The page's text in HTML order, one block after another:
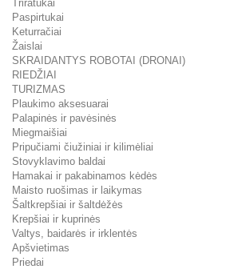
Triratukai
Paspirtukai
Keturračiai
Žaislai
SKRAIDANTYS ROBOTAI (DRONAI)
RIEDŽIAI
TURIZMAS
Plaukimo aksesuarai
Palapinės ir pavėsinės
Miegmaišiai
Pripučiami čiužiniai ir kilimėliai
Stovyklavimo baldai
Hamakai ir pakabinamos kėdės
Maisto ruošimas ir laikymas
Šaltkrepšiai ir šaltdėžės
Krepšiai ir kuprinės
Valtys, baidarės ir irklentės
Apšvietimas
Priedai